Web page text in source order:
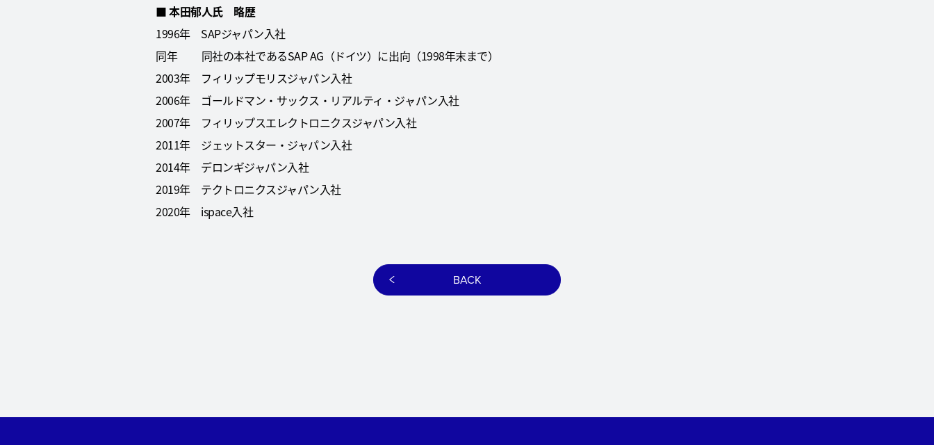
■ 本田郁人氏 略歴
1996年 SAPジャパン入社
同年 同社の本社であるSAP AG（ドイツ）に出向（1998年末まで）
2003年 フィリップモリスジャパン入社
2006年 ゴールドマン・サックス・リアルティ・ジャパン入社
2007年 フィリップスエレクトロニクスジャパン入社
2011年 ジェットスター・ジャパン入社
2014年 デロンギジャパン入社
2019年 テクトロニクスジャパン入社
2020年 ispace入社
BACK